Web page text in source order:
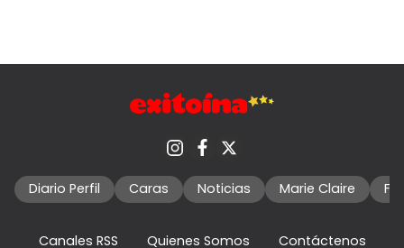
Diario Perfil Caras Noticias Marie Claire
Canales RSS Quienes Somos Contáctenos